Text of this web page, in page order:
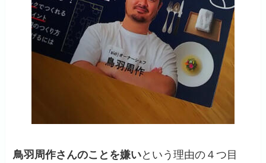
鳥羽周作さんのことを嫌いという理由の４つ目